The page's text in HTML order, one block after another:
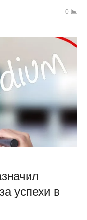
0
успехи в